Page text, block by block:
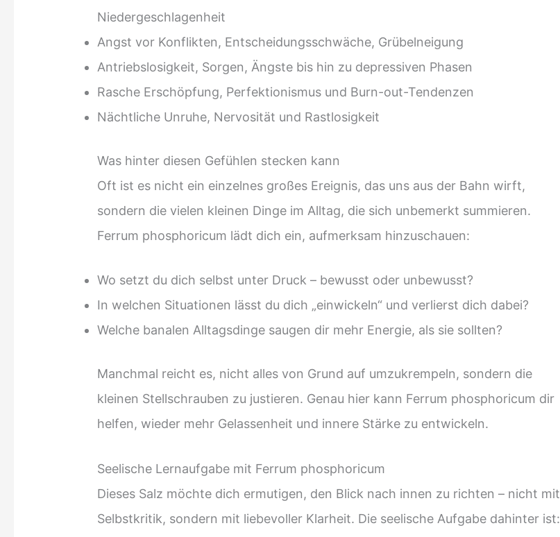
Niedergeschlagenheit
Angst vor Konflikten, Entscheidungsschwäche, Grübelneigung
Antriebslosigkeit, Sorgen, Ängste bis hin zu depressiven Phasen
Rasche Erschöpfung, Perfektionismus und Burn-out-Tendenzen
Nächtliche Unruhe, Nervosität und Rastlosigkeit
Was hinter diesen Gefühlen stecken kann
Oft ist es nicht ein einzelnes großes Ereignis, das uns aus der Bahn wirft,
sondern die vielen kleinen Dinge im Alltag, die sich unbemerkt summieren.
Ferrum phosphoricum lädt dich ein, aufmerksam hinzuschauen:
Wo setzt du dich selbst unter Druck – bewusst oder unbewusst?
In welchen Situationen lässt du dich „einwickeln“ und verlierst dich dabei?
Welche banalen Alltagsdinge saugen dir mehr Energie, als sie sollten?
Manchmal reicht es, nicht alles von Grund auf umzukrempeln, sondern die
kleinen Stellschrauben zu justieren. Genau hier kann Ferrum phosphoricum dir
helfen, wieder mehr Gelassenheit und innere Stärke zu entwickeln.
Seelische Lernaufgabe mit Ferrum phosphoricum
Dieses Salz möchte dich ermutigen, den Blick nach innen zu richten – nicht mit
Selbstkritik, sondern mit liebevoller Klarheit. Die seelische Aufgabe dahinter ist: